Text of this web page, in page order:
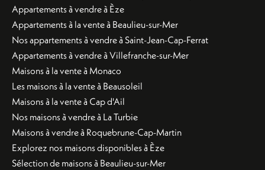
Appartements à vendre à Èze
Appartements à la vente à Beaulieu-sur-Mer
Nos appartements à vendre à Saint-Jean-Cap-Ferrat
Appartements à vendre à Villefranche-sur-Mer
Maisons à la vente à Monaco
Les maisons à la vente à Beausoleil
Maisons à la vente à Cap d'Ail
Nos maisons à vendre à La Turbie
Maisons à vendre à Roquebrune-Cap-Martin
Explorez nos maisons disponibles à Èze
Sélection de maisons à Beaulieu-sur-Mer